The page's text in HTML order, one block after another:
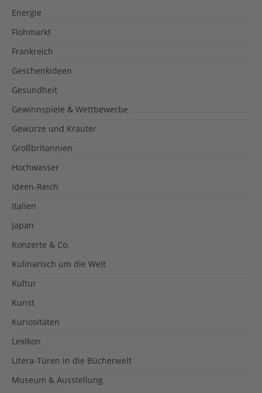
Energie
Flohmarkt
Frankreich
Geschenkideen
Gesundheit
Gewinnspiele & Wettbewerbe
Gewürze und Kräuter
Großbritannien
Hochwasser
Ideen-Reich
Italien
Japan
Konzerte & Co.
Kulinarisch um die Welt
Kultur
Kunst
Kuriositäten
Lexikon
Litera-Türen in die Bücherwelt
Museum & Ausstellung